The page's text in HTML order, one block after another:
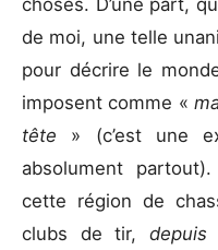
de moi, une telle
pour décrire le
imposent comme «
tête » (c’est une
absolument
cette région de
clubs de tir,